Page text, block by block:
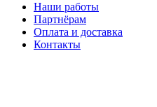
Наши работы
Партнёрам
Оплата и доставка
Контакты